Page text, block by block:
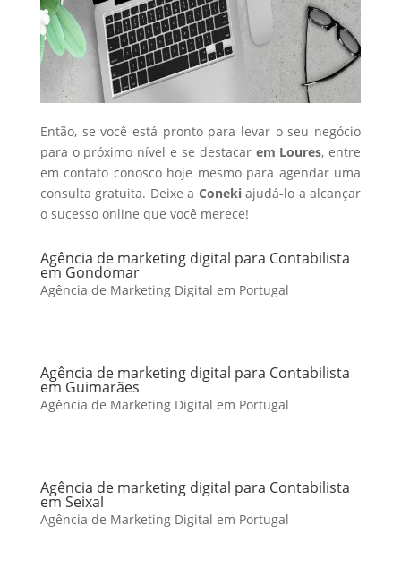
Então, se você está pronto para levar o seu negócio
para o próximo nível e se destacar em Loures, entre
em contato conosco hoje mesmo para agendar uma
consulta gratuita. Deixe a Conekiajudá-lo a alcançar
o sucesso online que você merece!
Agência de marketing digital para Contabilista
em Gondomar
Agência de Marketing Digital em Portugal
Agência de marketing digital para Contabilista
em Guimarães
Agência de Marketing Digital em Portugal
Agência de marketing digital para Contabilista
em Seixal
Agência de Marketing Digital em Portugal